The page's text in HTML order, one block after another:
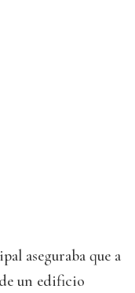
aseguraba que a
un edificio